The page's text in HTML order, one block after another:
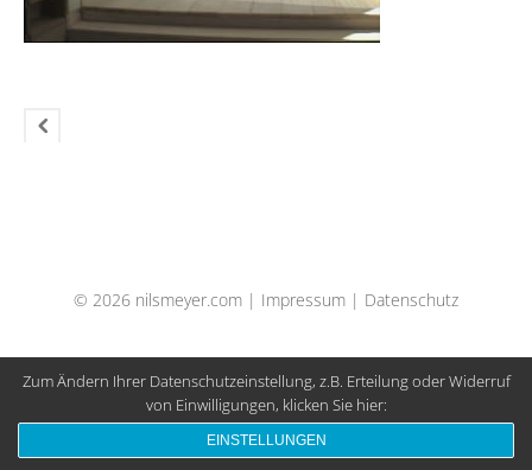
© 2026 nilsmeyer.com | Impressum | Datenschutz
Zum Ändern Ihrer Datenschutzeinstellung, z.B. Erteilung oder Widerruf
von Einwilligungen, klicken Sie hier:
EINSTELLUNGEN